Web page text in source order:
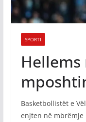
SPORTI
Hellems
Basketbollistët e
enjten në mbrëmje